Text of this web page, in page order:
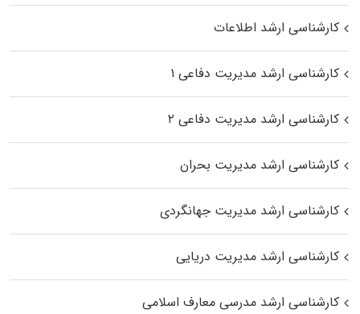
کارشناسی ارشد اطلاعات
کارشناسی ارشد مدیریت دفاعی ۱
کارشناسی ارشد مدیریت دفاعی ۲
کارشناسی ارشد مدیریت بحران
کارشناسی ارشد مدیریت جهانگردی
کارشناسی ارشد مدیریت دریایی
کارشناسی ارشد مدرسی معارف اسلامی